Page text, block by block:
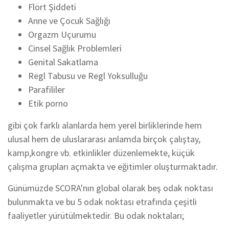
Flört Şiddeti
Anne ve Çocuk Sağlığı
Orgazm Uçurumu
Cinsel Sağlık Problemleri
Genital Sakatlama
Regl Tabusu ve Regl Yoksulluğu
Parafililer
Etik porno
gibi çok farklı alanlarda hem yerel birliklerinde hem
ulusal hem de uluslararası anlamda birçok çalıştay,
kamp,kongre vb. etkinlikler düzenlemekte, küçük
çalışma grupları açmakta ve eğitimler oluşturmaktadır.
Günümüzde SCORA'nın global olarak beş odak noktası
bulunmakta ve bu 5 odak noktası etrafında çeşitli
faaliyetler yürütülmektedir. Bu odak noktaları;